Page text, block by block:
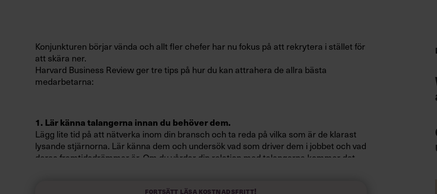
Konjunkturen börjar vända och allt fler chefer har nu fokus på att rekrytera i stället för
att skära ner.
Harvard Business Review ger tre tips på hur du kan attrahera de allra bästa
medarbetarna:
1. Lär känna talangerna innan du behöver dem.
Lägg lite tid på att nätverka inom din bransch och ta reda på vilka som är de klarast
lysande stjärnorna. Lär känna dem och undersök vad som driver dem i jobbet och vad
deras framtidsdrömmar är. Om du vårdar din relation med talangerna kommer det
Fortsätt läsa kostnadsfritt!